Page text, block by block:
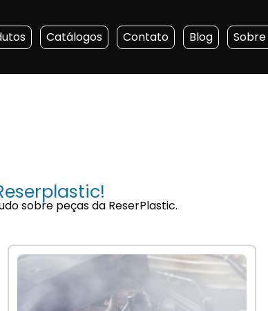
Catálogos Contato Blog Sobre
sobre peças da ReserPlastic.